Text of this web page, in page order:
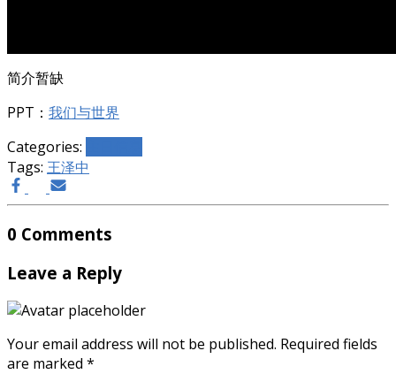
简介暂缺
PPT： 我们与世界
Categories:
Tags: 王泽中
0 Comments
Leave a Reply
Your email address will not be published. Required fields
are marked *